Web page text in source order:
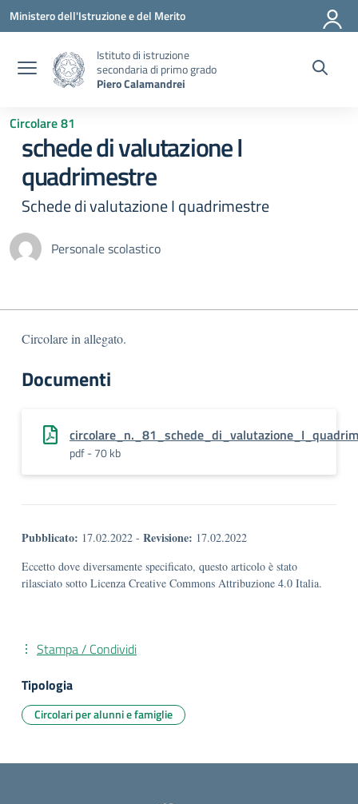
Vai ai contenuti
Vai al menu di navigazione
Vai al footer
Ministero dell'Istruzione e del Merito
Istituto di istruzione
secondaria di primo grado
Piero Calamandrei
Circolare 81
schede di valutazione I
quadrimestre
Schede di valutazione I quadrimestre
Personale scolastico
Circolare in allegato.
Documenti
pdf - 70 kb
Pubblicato: 17.02.2022 - Revisione: 17.02.2022
Eccetto dove diversamente specificato, questo articolo è stato
rilasciato sotto Licenza Creative Commons Attribuzione 4.0 Italia.
Stampa / Condividi
Tipologia
Circolari per alunni e famiglie